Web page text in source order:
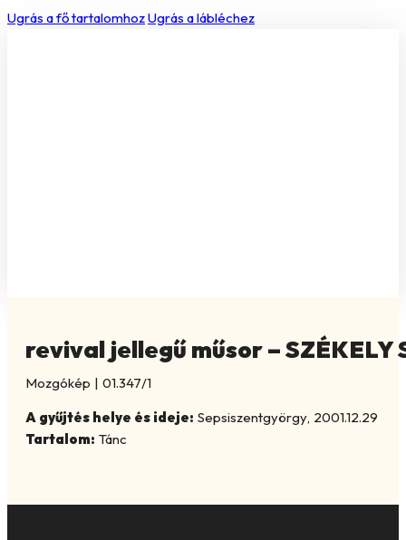
Ugrás a fő tartalomhozUgrás a lábléchez
revival jellegű műsor – SZÉKELY
Mozgókép | 01.347/1
A gyűjtés helye és ideje: Sepsiszentgyörgy, 2001.12.29
Tartalom: Tánc